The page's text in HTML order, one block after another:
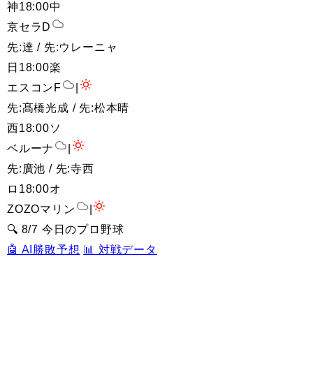
神18:00中
京セラD
先:達 / 先:ウレーニャ
日 18:00楽
エスコンF
先:髙橋光成 / 先:松本晴
西18:00ソ
ベルーナ
先:廣池 / 先:寺西
ロ 18:00オ
ZOZOマリン
🔍 8/7 今日のプロ野球
🤖 AI勝敗予想 📊 対戦データ